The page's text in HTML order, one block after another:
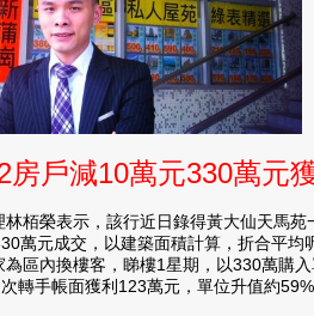
房戶減10萬元330萬元
表示，該行近日錄得黃大仙天馬苑一
萬元成交，以建築面積計算，折合平
換樓客，睇樓1星期，以330萬購入
轉手帳面獲利123萬元，單位升值約